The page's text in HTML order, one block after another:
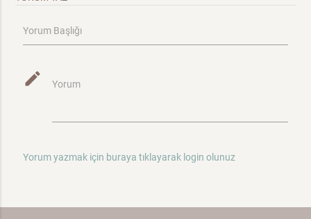
Yorum Başlığı
mode_edit Yorum
Yorum yazmak için buraya tıklayarak login olunuz